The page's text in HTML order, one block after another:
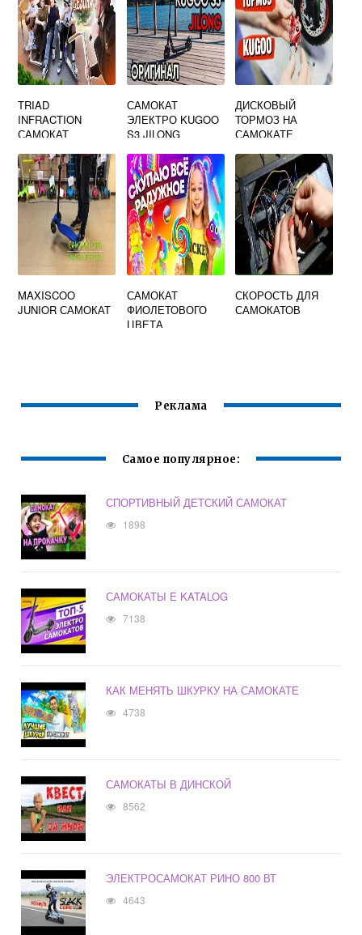
TRIAD
INFRACTION
САМОКАТ
САМОКАТ
ЭЛЕКТРО KUGOO
S3 JILONG
ДИСКОВЫЙ
ТОРМОЗ НА
САМОКАТЕ
MAXISCOO
JUNIOR САМОКАТ
САМОКАТ
ФИОЛЕТОВОГО
ЦВЕТА
СКОРОСТЬ ДЛЯ
САМОКАТОВ
Реклама
Самое популярное:
СПОРТИВНЫЙ ДЕТСКИЙ САМОКАТ
1898
САМОКАТЫ E KATALOG
7138
КАК МЕНЯТЬ ШКУРКУ НА САМОКАТЕ
4738
САМОКАТЫ В ДИНСКОЙ
8562
ЭЛЕКТРОСАМОКАТ РИНО 800 ВТ
4643